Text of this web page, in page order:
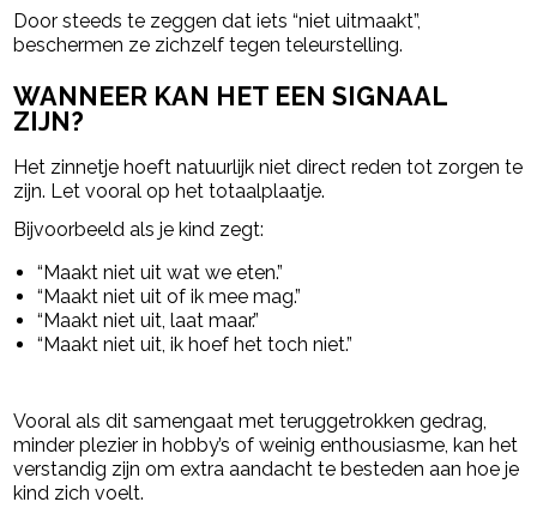
Door steeds te zeggen dat iets “niet uitmaakt”,
beschermen ze zichzelf tegen teleurstelling.
WANNEER KAN HET EEN SIGNAAL
ZIJN?
Het zinnetje hoeft natuurlijk niet direct reden tot zorgen te
zijn. Let vooral op het totaalplaatje.
Bijvoorbeeld als je kind zegt:
“Maakt niet uit wat we eten.”
“Maakt niet uit of ik mee mag.”
“Maakt niet uit, laat maar.”
“Maakt niet uit, ik hoef het toch niet.”
Vooral als dit samengaat met teruggetrokken gedrag,
minder plezier in hobby’s of weinig enthousiasme, kan het
verstandig zijn om extra aandacht te besteden aan hoe je
kind zich voelt.